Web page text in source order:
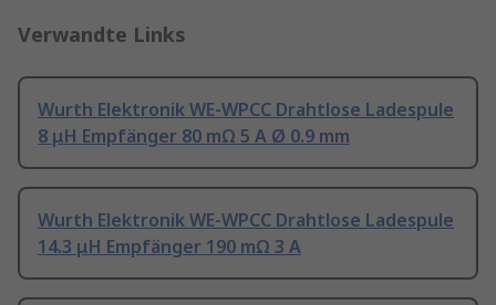
Verwandte Links
Wurth Elektronik WE-WPCC Drahtlose Ladespule
8 μH Empfänger 80 mΩ 5 A Ø 0.9 mm
Wurth Elektronik WE-WPCC Drahtlose Ladespule
14.3 μH Empfänger 190 mΩ 3 A